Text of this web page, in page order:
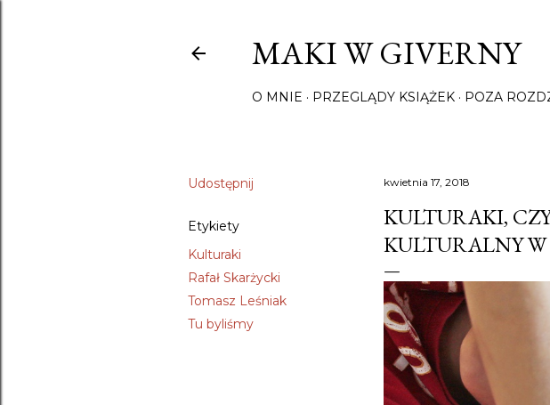
MAKI W GIVERNY
O MNIE PRZEGLĄDY KSIĄŻEK POZA
Udostępnij
Etykiety
Kulturaki
Rafał Skarżycki
Tomasz Leśniak
Tu byliśmy
kwietnia 17, 2018
KULTURAKI,
KULTURALNY